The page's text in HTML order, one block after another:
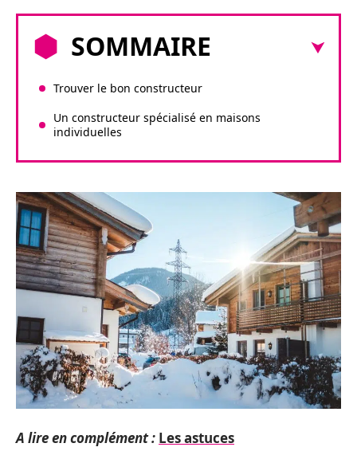
SOMMAIRE
Trouver le bon constructeur
Un constructeur spécialisé en maisons
individuelles
A lire en complément : Les astuces